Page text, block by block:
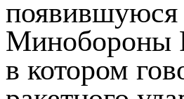
Минобороны
в котором